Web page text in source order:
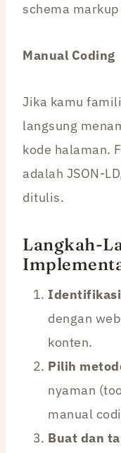
schema
Manual Coding
Jika kamu
langsung
kode halaman.
adalah JSON-
ditulis.
Langkah-
Identifikasi
dengan
konten.
Pilih
nyaman
manual
Buat dan